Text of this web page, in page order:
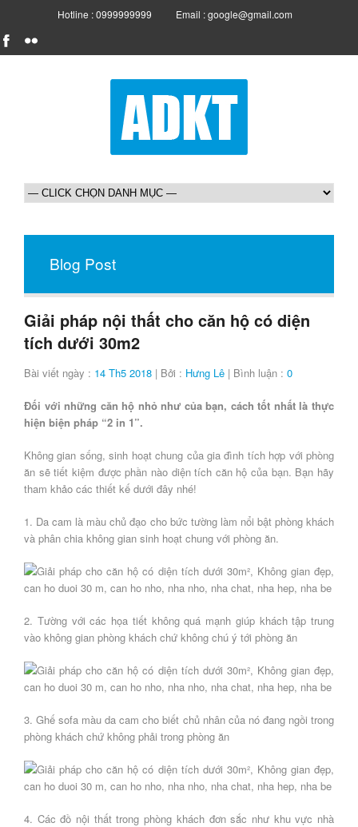
Hotline : 0999999999 Email : google@gmail.com
Blog Post
Giải pháp nội thất cho căn hộ có diện
tích dưới 30m2
Bài viết ngày : 14 Th5 2018 | Bởi : Hưng Lê | Bình luận : 0
Đối với những căn hộ nhỏ như của bạn, cách tốt nhất là thực
hiện biện pháp “2 in 1”.
Không gian sống, sinh hoạt chung của gia đình tích hợp với phòng
ăn sẽ tiết kiệm được phần nào diện tích căn hộ của bạn. Bạn hãy
tham khảo các thiết kế dưới đây nhé!
1. Da cam là màu chủ đạo cho bức tường làm nổi bật phòng khách
và phân chia không gian sinh hoạt chung với phòng ăn.
2. Tường với các họa tiết không quá mạnh giúp khách tập trung
vào không gian phòng khách chứ không chú ý tới phòng ăn
3. Ghế sofa màu da cam cho biết chủ nhân của nó đang ngồi trong
phòng khách chứ không phải trong phòng ăn
4. Các đồ nội thất trong phòng khách đơn sắc như khu vực nhà